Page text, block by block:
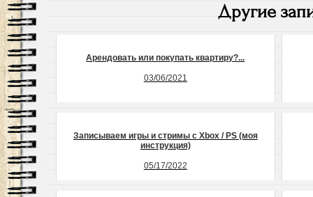
Бабайкина
Другие
Арендовать или покупать квартиру?...
03/06/2021
Записываем игры и стримы с Xbox / PS (моя
инструкция)
05/17/2022